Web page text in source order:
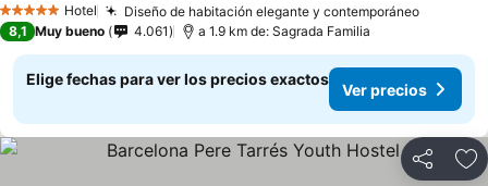
5 Estrellas Hotel Diseño de habitación elegante y contemporáneo
8,1 Muy bueno 4.061 a 1.9 km de: Sagrada Familia
Elige fechas para ver los precios exactos
Ver precios
Compartir